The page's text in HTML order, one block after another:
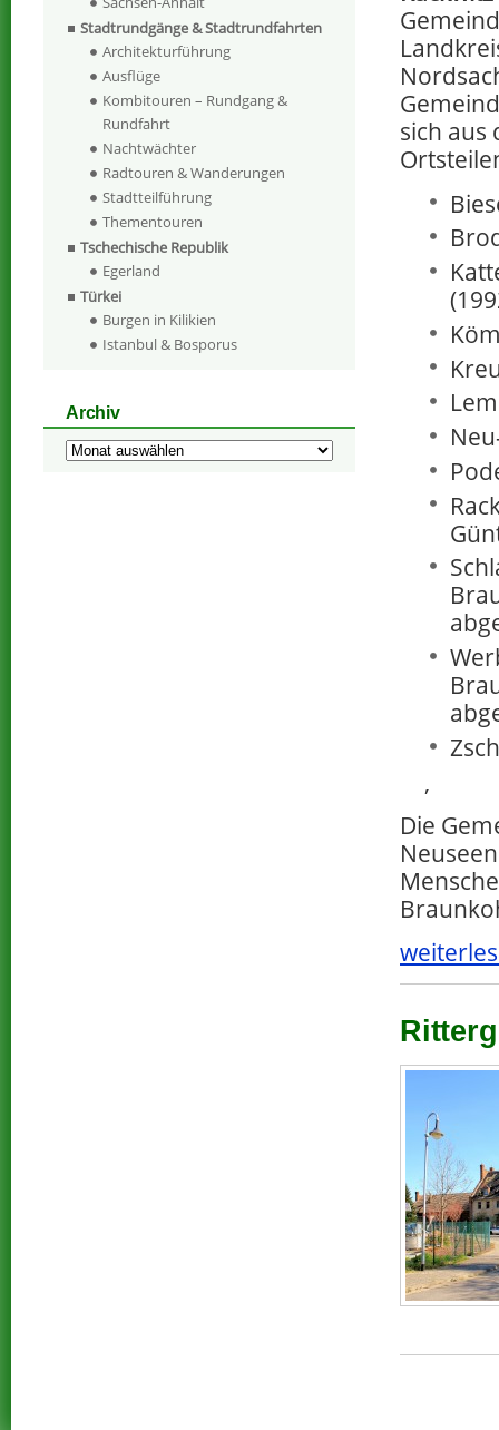
sich aus
,
Die
Stadtrundgänge & Stadtrundfahrten
Architekturführung
Ausflüge
Kombitouren – Rundgang &
Rundfahrt
Nachtwächter
Radtouren & Wanderungen
Stadtteilführung
Thementouren
Tschechische Republik
Egerland
Türkei
Burgen in Kilikien
Istanbul & Bosporus
Archiv
Archiv